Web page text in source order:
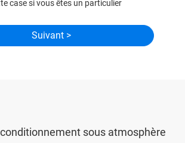
case si vous êtes un particulier
sous atmosphère